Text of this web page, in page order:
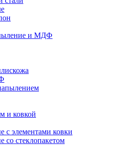
и МДФ
и ковкой
с элементами ковки
со стеклопакетом